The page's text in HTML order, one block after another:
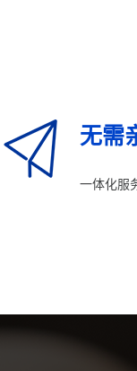
无需
一体化服